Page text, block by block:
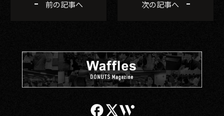
前の記事へ 次の記事へ